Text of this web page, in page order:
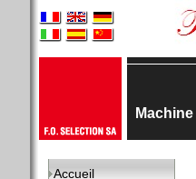
Accueil